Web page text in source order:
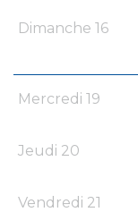
Dimanche 16
Mercredi 19
Jeudi 20
Vendredi 21